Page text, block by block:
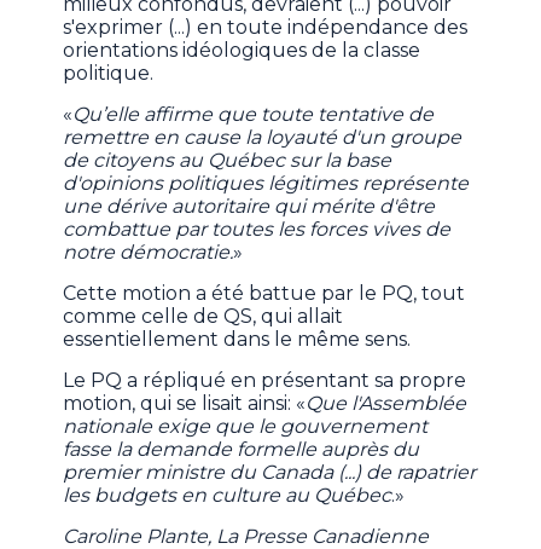
s'exprimer (...) en toute indépendance des
orientations idéologiques de la classe
politique.
«Qu’elle affirme que toute tentative de
remettre en cause la loyauté d'un groupe
de citoyens au Québec sur la base
d'opinions politiques légitimes représente
une dérive autoritaire qui mérite d'être
combattue par toutes les forces vives de
notre démocratie.»
Cette motion a été battue par le PQ, tout
comme celle de QS, qui allait
essentiellement dans le même sens.
Le PQ a répliqué en présentant sa propre
motion, qui se lisait ainsi: «Que l'Assemblée
nationale exige que le gouvernement
fasse la demande formelle auprès du
premier ministre du Canada (...) de rapatrier
les budgets en culture au Québec.»
Caroline Plante, La Presse Canadienne